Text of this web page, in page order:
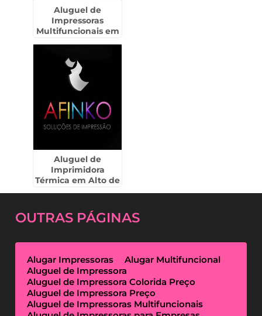
Aluguel de
Impressoras
Multifuncionais em
Aluguel de
Imprimidora
Térmica em Alto de
Pinheiros
OUTRAS PÁGINAS
Alugar Impressoras
Alugar Multifuncional
Aluguel de Impressora
Aluguel de Impressora Colorida Preço
Aluguel de Impressora Preço
Aluguel de Impressoras Multifuncionais